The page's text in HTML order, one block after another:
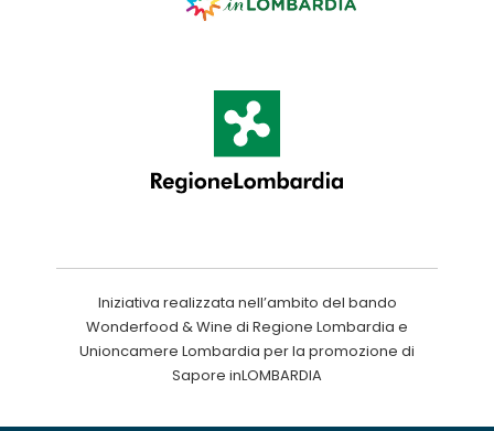
Iniziativa realizzata nell’ambito del bando
Wonderfood & Wine di Regione Lombardia e
Unioncamere Lombardia per la promozione di
Sapore inLOMBARDIA